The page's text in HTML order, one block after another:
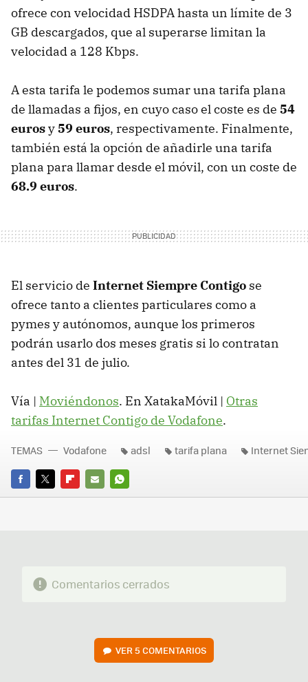
ofrece con velocidad HSDPAhasta un límite de 3
GB descargados, que al superarse limitan la
velocidad a 128 Kbps.
A esta tarifa le podemos sumar una tarifa plana
de llamadas a fijos, en cuyo caso el coste es de 54
eurosy59 euros, respectivamente. Finalmente,
también está la opción de añadirle una tarifa
plana para llamar desde el móvil, con un coste de
68.9 euros.
El servicio de Internet Siempre Contigo se
ofrece tanto a clientes particulares como a
pymes y autónomos, aunque los primeros
podrán usarlo dos meses gratis si lo contratan
antes del 31 de julio.
Vía | Moviéndonos. En XatakaMóvil | Otras
tarifas Internet Contigo de Vodafone.
FACEBOOK
TWITTERFLIPBOARD
E-
WHATSAPP
TEMAS Vodafone adsl tarifa plana Internet
Comentarios cerrados
VER5 COMENTARIOS